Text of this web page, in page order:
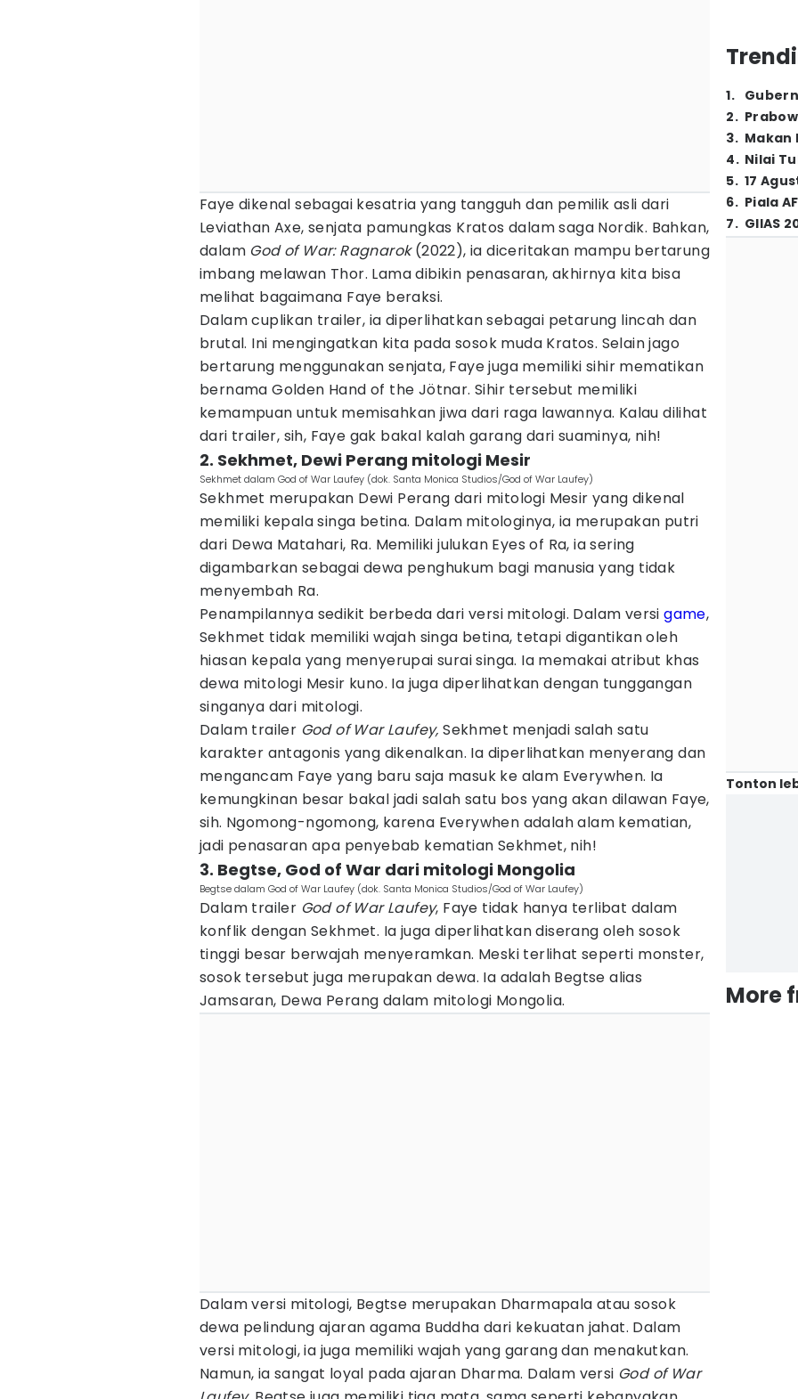
Faye dikenal sebagai kesatria yang tangguh dan pemilik asli dari
Leviathan Axe, senjata pamungkas Kratos dalam saga Nordik. Bahkan,
dalam God of War: Ragnarok(2022), ia diceritakan mampu bertarung
imbang melawan Thor. Lama dibikin penasaran, akhirnya kita bisa
melihat bagaimana Faye beraksi.
Dalam cuplikan trailer, ia diperlihatkan sebagai petarung lincah dan
brutal. Ini mengingatkan kita pada sosok muda Kratos. Selain jago
bertarung menggunakan senjata, Faye juga memiliki sihir mematikan
bernama Golden Hand of the Jötnar. Sihir tersebut memiliki
kemampuan untuk memisahkan jiwa dari raga lawannya. Kalau dilihat
dari trailer, sih, Faye gak bakal kalah garang dari suaminya, nih!
2. Sekhmet, Dewi Perang mitologi Mesir
Sekhmet dalam God of War Laufey (dok. Santa Monica Studios/God of War Laufey)
Sekhmet merupakan Dewi Perang dari mitologi Mesir yang dikenal
memiliki kepala singa betina. Dalam mitologinya, ia merupakan putri
dari Dewa Matahari, Ra. Memiliki julukan Eyes of Ra, ia sering
digambarkan sebagai dewa penghukum bagi manusia yang tidak
menyembah Ra.
Penampilannya sedikit berbeda dari versi mitologi. Dalam versigame,
Sekhmet tidak memiliki wajah singa betina, tetapi digantikan oleh
hiasan kepala yang menyerupai surai singa. Ia memakai atribut khas
dewa mitologi Mesir kuno. Ia juga diperlihatkan dengan tunggangan
singanya dari mitologi.
Dalam trailer God of War Laufey, Sekhmet menjadi salah satu
karakter antagonis yang dikenalkan. Ia diperlihatkan menyerang dan
mengancam Faye yang baru saja masuk ke alam Everywhen. Ia
kemungkinan besar bakal jadi salah satu bos yang akan dilawan Faye,
sih. Ngomong-ngomong, karena Everywhen adalah alam kematian,
jadi penasaran apa penyebab kematian Sekhmet, nih!
3. Begtse, God of War dari mitologi Mongolia
Begtse dalam God of War Laufey (dok. Santa Monica Studios/God of War Laufey)
Dalam trailer God of War Laufey, Faye tidak hanya terlibat dalam
konflik dengan Sekhmet. Ia juga diperlihatkan diserang oleh sosok
tinggi besar berwajah menyeramkan. Meski terlihat seperti monster,
sosok tersebut juga merupakan dewa. Ia adalah Begtse alias
Jamsaran, Dewa Perang dalam mitologi Mongolia.
Dalam versi mitologi, Begtse merupakan Dharmapala atau sosok
dewa pelindung ajaran agama Buddha dari kekuatan jahat. Dalam
versi mitologi, ia juga memiliki wajah yang garang dan menakutkan.
Namun, ia sangat loyal pada ajaran Dharma. Dalam versi God of War
1.
2.
3. Makan
4. Nilai
5. 17
6. Piala
7. GIIAS
Tonton
More